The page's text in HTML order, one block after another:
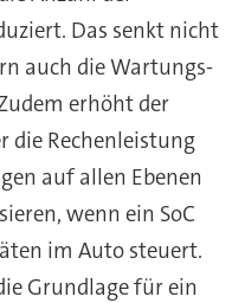
Das senkt nicht
auch die Wartungs-
erhöht der
die Rechenleistung
auf allen Ebenen
wenn ein SoC
im Auto steuert.
Grundlage für ein